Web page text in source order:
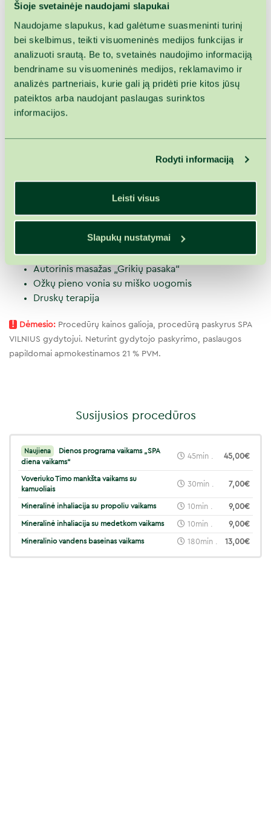
Šioje svetainėje naudojami slapukai
Naudojame slapukus, kad galėtume suasmeninti turinį
bei skelbimus, teikti visuomeninės medijos funkcijas ir
analizuoti srautą. Be to, svetainės naudojimo informaciją
bendriname su visuomeninės medijos, reklamavimo ir
analizės partneriais, kurie gali ją pridėti prie kitos jūsų
pateiktos arba naudojant paslaugas surinktos
informacijos.
Rodyti informaciją
Leisti visus
Slapukų nustatymai
Kai norisi mažyliui padovanoti ramybės kupiną akimirką,
kviečiame į dienos programą vaikams „Grikių pasaka“. Tai
švelni ir harmoningai subalansuota SPA VILNIUS
programa, kurioje vaikų laukia atpalaiduojantis masažas
su šiltomis grikių pagalvėlėmis, kvėpavimą lengvinanti
druskų terapija bei kvapni vonia su ožkų pienu ir miško
uogomis, švelniai puoselėjanti odelę. Visos procedūros
parinktos taip, kad Mažoji Poilsenybė jaustųsi saugi,
drėkina ir švelnina jautrią odą;
padeda atgauti emocinę pusiausvyrą;
Autorinis masažas „Grikių pasaka“
Ožkų pieno vonia su miško uogomis
Druskų terapija
! Dėmesio: Procedūrų kainos galioja, procedūrą paskyrus SPA
VILNIUS gydytojui. Neturint gydytojo paskyrimo, paslaugos
papildomai apmokestinamos 21 % PVM.
Susijusios procedūros
Naujiena
Dienos programa vaikams „SPA
diena vaikams“
45min . 45,00€
Voveriuko Timo mankšta vaikams su
kamuoliais
30min . 7,00€
Mineralinė inhaliacija su propoliu vaikams 10min . 9,00€
Mineralinė inhaliacija su medetkom vaikams 10min . 9,00€
Mineralinio vandens baseinas vaikams 180min . 13,00€